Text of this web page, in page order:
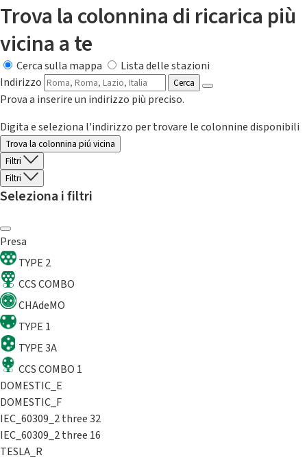
Trova la colonnina di ricarica più
vicina a te
Cerca sulla mappa
Lista delle stazioni
Indirizzo
Cerca
Prova a inserire un indirizzo più preciso.
Digita e seleziona l'indirizzo per trovare le colonnine disponibili
Trova la colonnina piú vicina
Filtri
Filtri
Seleziona i filtri
Presa
TYPE 2
CCS COMBO
CHAdeMO
TYPE 1
TYPE 3A
CCS COMBO 1
DOMESTIC_E
DOMESTIC_F
IEC_60309_2 three 32
IEC_60309_2 three 16
TESLA_R